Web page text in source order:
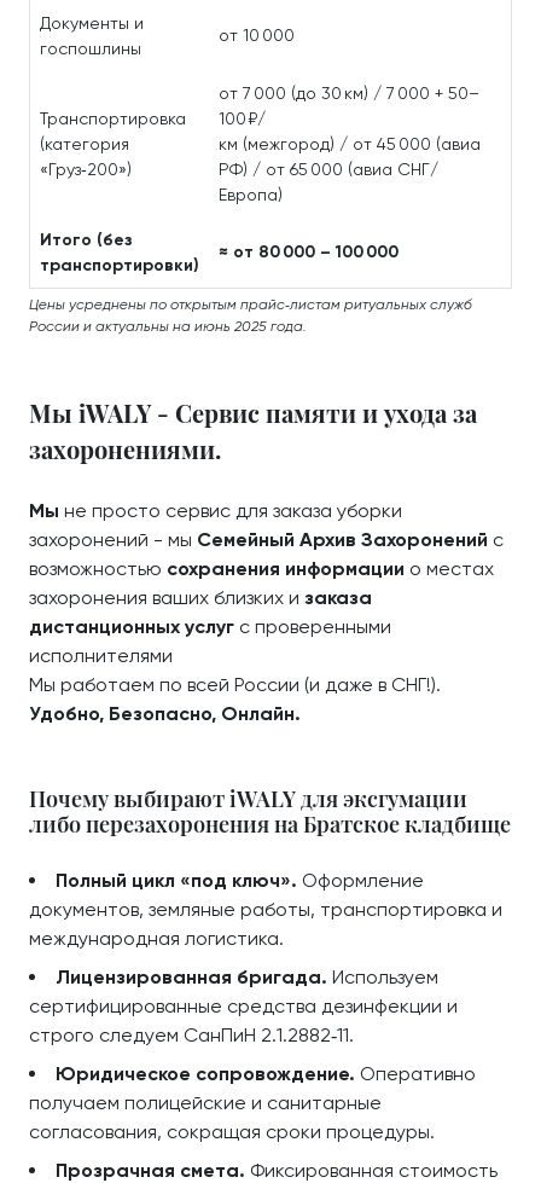
Документы и
госпошлины
от 10 000
Транспортировка
(категория
«Груз‑200»)
от 7 000 (до 30 км) / 7 000 + 50–
100 ₽/
км (межгород) / от 45 000 (авиа
РФ) / от 65 000 (авиа СНГ/
Европа)
Итого (без
транспортировки)
≈ от 80 000 – 100 000
Цены усреднены по открытым прайс‑листам ритуальных служб
России и актуальны на июнь 2025 года.
Мы iWALY - Сервис памяти и ухода за
захоронениями.
Мы не просто сервис для заказа уборки
захоронений - мы Семейный Архив Захоронений с
возможностью сохранения информации о местах
захоронения ваших близких и заказа
дистанционных услуг с проверенными
исполнителями
Мы работаем по всей России (и даже в СНГ!).
Удобно, Безопасно, Онлайн.
Почему выбирают iWALY для эксгумации
либо перезахоронения на Братское кладбище
Полный цикл «под ключ». Оформление
документов, земляные работы, транспортировка и
международная логистика.
Лицензированная бригада. Используем
сертифицированные средства дезинфекции и
строго следуем СанПиН 2.1.2882‑11.
Юридическое сопровождение. Оперативно
получаем полицейские и санитарные
согласования, сокращая сроки процедуры.
Прозрачная смета. Фиксированная стоимость